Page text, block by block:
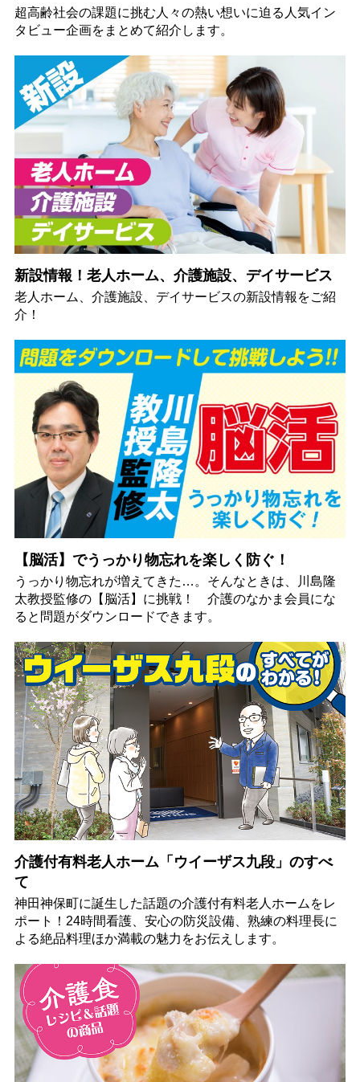
超高齢社会の課題に挑む人々の熱い想いに迫る人気イン
タビュー企画をまとめて紹介します。
新設情報！老人ホーム、介護施設、デイサービス
老人ホーム、介護施設、デイサービスの新設情報をご紹
介！
【脳活】でうっかり物忘れを楽しく防ぐ！
うっかり物忘れが増えてきた…。そんなときは、川島隆
太教授監修の【脳活】に挑戦！ 介護のなかま会員にな
ると問題がダウンロードできます。
介護付有料老人ホーム「ウイーザス九段」のすべ
て
神田神保町に誕生した話題の介護付有料老人ホームをレ
ポート！24時間看護、安心の防災設備、熟練の料理長に
よる絶品料理ほか満載の魅力をお伝えします。